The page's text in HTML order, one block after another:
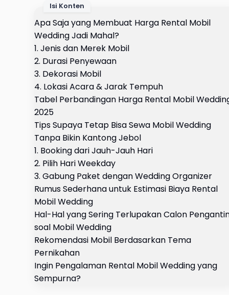
Isi Konten
Apa Saja yang Membuat Harga Rental Mobil
Wedding Jadi Mahal?
1. Jenis dan Merek Mobil
2. Durasi Penyewaan
3. Dekorasi Mobil
4. Lokasi Acara & Jarak Tempuh
Tabel Perbandingan Harga Rental Mobil
2025
Tips Supaya Tetap Bisa Sewa Mobil Wedding
Tanpa Bikin Kantong Jebol
1. Booking dari Jauh-Jauh Hari
2. Pilih Hari Weekday
3. Gabung Paket dengan Wedding Organizer
Rumus Sederhana untuk Estimasi Biaya Rental
Mobil Wedding
Hal-Hal yang Sering Terlupakan Calon
soal Mobil Wedding
Rekomendasi Mobil Berdasarkan Tema
Pernikahan
Ingin Pengalaman Rental Mobil Wedding yang
Sempurna?